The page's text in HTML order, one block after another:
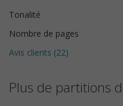
Tonalité
Nombre de pages
Avis clients (22)
Plus de partitions